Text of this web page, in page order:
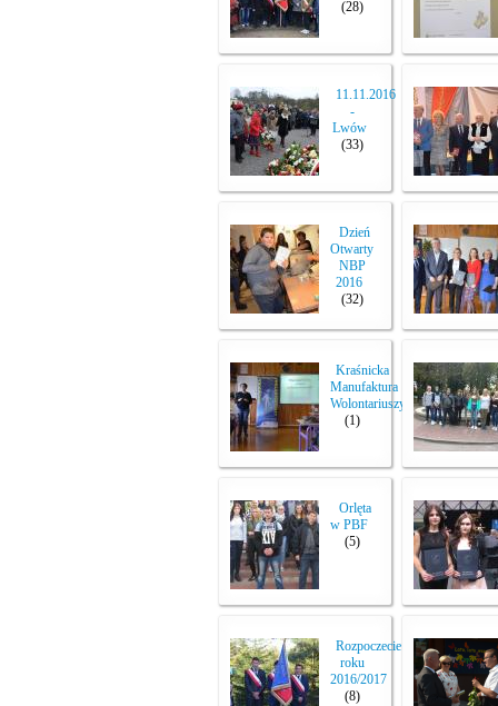
(28)
11.11.2016
-
Lwów
(33)
Dzień
Otwarty
NBP
2016
(32)
Kraśnicka
Manufaktura
Wolontariuszy
(1)
Orlęta
w PBF
(5)
Rozpoczecie
roku
2016/2017
(8)